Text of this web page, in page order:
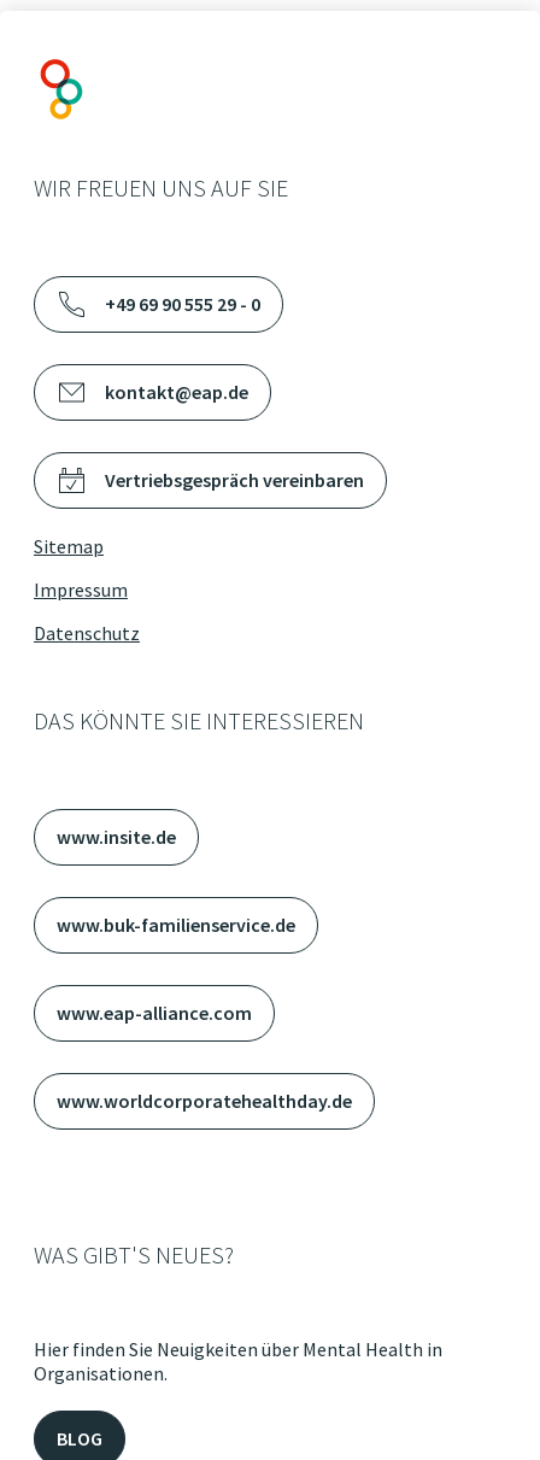
WIR FREUEN UNS AUF SIE
+49 69 90 555 29 - 0
kontakt@eap.de
Vertriebsgespräch vereinbaren
Sitemap
Impressum
Datenschutz
DAS KÖNNTE SIE INTERESSIEREN
www.insite.de
www.buk-familienservice.de
www.eap-alliance.com
www.worldcorporatehealthday.de
WAS GIBT'S NEUES?
Hier finden Sie Neuigkeiten über Mental Health in
Organisationen.
BLOG